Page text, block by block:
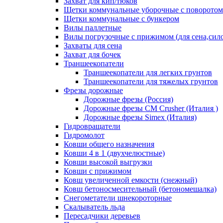
Щетки коммунальные уборочные с поворотом
Щетки коммунальные с бункером
Вилы паллетные
Вилы погрузочные с прижимом (для
Захваты для сена
Захват для бочек
Траншеекопатели
Траншеекопатели для легких грунтов
Траншеекопатели для тяжелых грунтов
Фрезы дорожные
Дорожные фрезы (Россия)
Дорожные фрезы CM Crusher (Италия )
Дорожные фрезы Simex (Италия)
Гидровращатели
Гидромолот
Ковши общего назначения
Ковши 4 в 1 (двухчелюстные)
Ковши высокой выгрузки
Ковши с прижимом
Ковш увеличенной емкости (снежный)
Ковш бетоносмесительный (бетономешалка)
Снегометатели шнекороторные
Скалыватель льда
Пересадчики деревьев